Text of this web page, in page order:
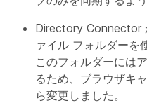
Directory Connector
ァイル フォルダーを
このフォルダーには
るため、ブラウザキ
ら変更しました。